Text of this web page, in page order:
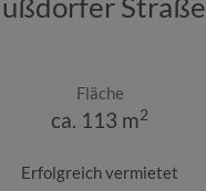
Fläche
ca. 113 m2
Erfolgreich vermietet